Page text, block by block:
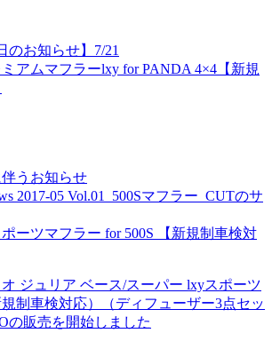
のお知らせ】7/21
アムマフラーlxy for PANDA 4×4【新規
うお知らせ
ーツマフラー for 500S 【新規制車検対
ジュリア ベース/スーパー lxyスポーツ
制車検対応）（ディフューザー3点セッ
の販売を開始しました